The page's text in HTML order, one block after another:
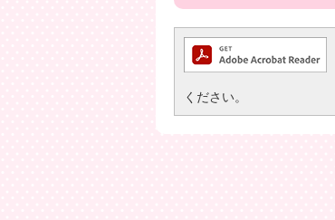
ください。